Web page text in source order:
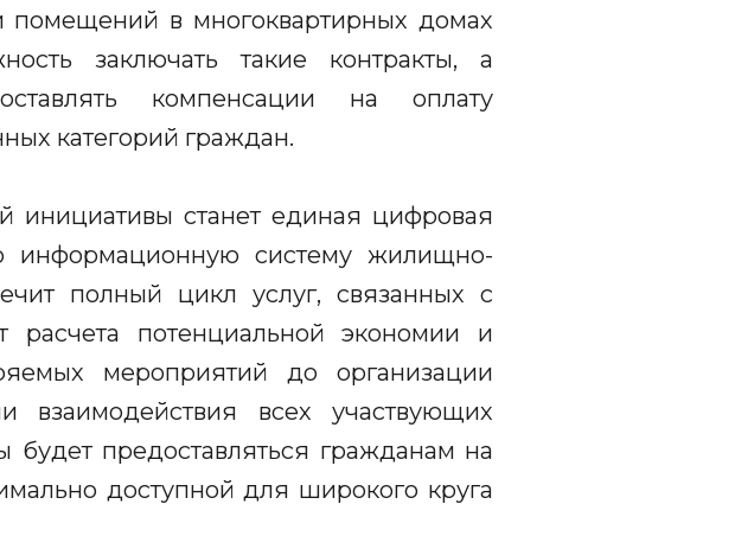
помещений в многоквартирных домах
заключать такие контракты, а
компенсации на оплату
категорий граждан.
инициативы станет единая цифровая
информационную систему жилищно-
полный цикл услуг, связанных с
расчета потенциальной экономии и
мероприятий до организации
взаимодействия всех участвующих
предоставляться гражданам на
доступной для широкого круга